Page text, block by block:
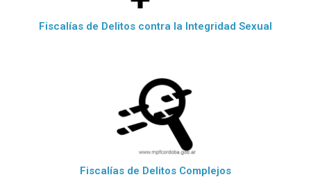
Fiscalías de Delitos contra la Integridad Sexual
Fiscalías de Delitos Complejos